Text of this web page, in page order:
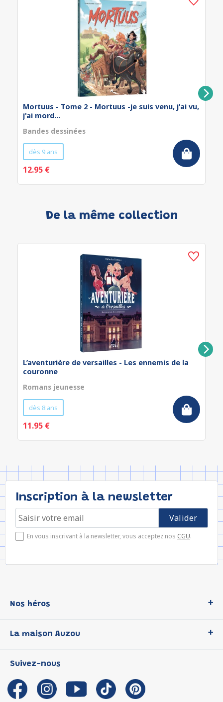
Mortuus - Tome 2 - Mortuus -je suis venu, j'ai vu,
j'ai mord...
Bandes dessinées
dès 9 ans
12.95 €
De la même collection
L’aventurière de versailles - Les ennemis de la
couronne
Romans jeunesse
dès 8 ans
11.95 €
Inscription à la newsletter
En vous inscrivant à la newsletter, vous acceptez nos CGU.
Nos héros
P'tit Loup
Les Influenceuses
Migali
Petite Taupe
La maison Auzou
Notre histoire
Auzou s'engage
Auteurs et illustrateurs Auzou
Suivez-nous